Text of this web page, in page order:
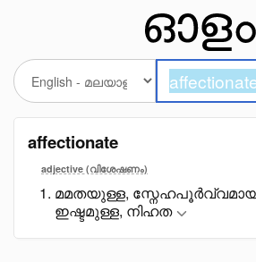
affectionate
adjective (വിശേഷണം)
മമതയുള്ള,
ഇഷ്ടമുള്ള, നിഹത